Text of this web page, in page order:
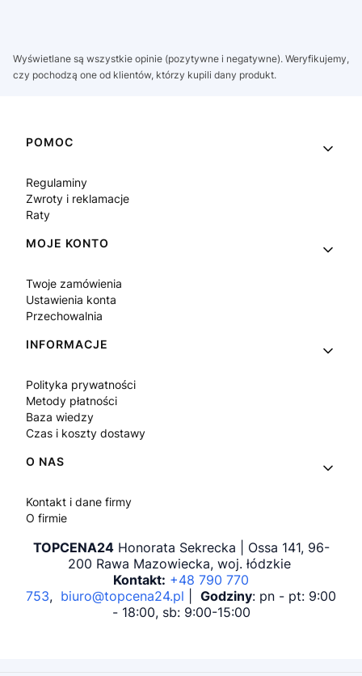
Wyświetlane są wszystkie opinie (pozytywne i negatywne). Weryfikujemy,
czy pochodzą one od klientów, którzy kupili dany produkt.
Linki w stopce
POMOC
Regulaminy
Zwroty i reklamacje
Raty
MOJE KONTO
Twoje zamówienia
Ustawienia konta
Przechowalnia
INFORMACJE
Polityka prywatności
Metody płatności
Baza wiedzy
Czas i koszty dostawy
O NAS
Kontakt i dane firmy
O firmie
TOPCENA24Honorata Sekrecka | Ossa 141, 96-
200 Rawa Mazowiecka, woj. łódzkie
Kontakt: +48 790 770
753, biuro@topcena24.pl Godziny: pn - pt: 9:00
- 18:00, sb: 9:00-15:00